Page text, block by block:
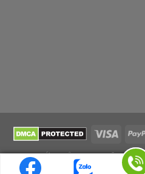
GIỚI THIỆU KHO BÃI TIN